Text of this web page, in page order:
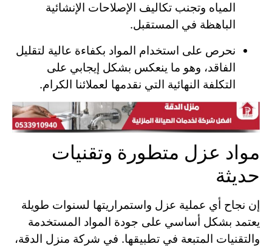
المياه وتجنب تكاليف الإصلاحات الإنشائية
الباهظة في المستقبل.
نحرص على استخدام المواد بكفاءة عالية لتقليل
الفاقد، وهو ما ينعكس بشكل إيجابي على
التكلفة النهائية التي نقدمها لعملائنا الكرام.
مواد عزل متطورة وتقنيات
حديثة
إن نجاح أي عملية عزل واستمراريتها لسنوات طويلة
يعتمد بشكل أساسي على جودة المواد المستخدمة
والتقنيات المتبعة في تطبيقها. في شركة منزل الدقة،